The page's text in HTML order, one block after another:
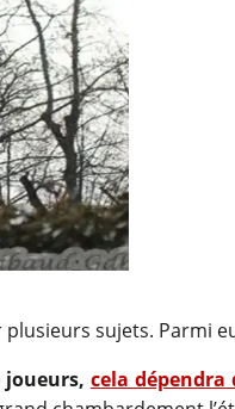
plusieurs sujets. Parmi
joueurs, cela dépendra